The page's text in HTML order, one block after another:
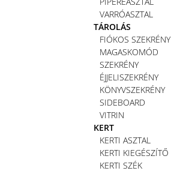
VARRÓASZTAL
TÁROLÁS
FIÓKOS SZEKRÉNY
MAGASKOMÓD
SZEKRÉNY
ÉJJELISZEKRÉNY
KÖNYVSZEKRÉNY
SIDEBOARD
VITRIN
KERT
KERTI ASZTAL
KERTI KIEGÉSZÍTŐ
KERTI SZÉK